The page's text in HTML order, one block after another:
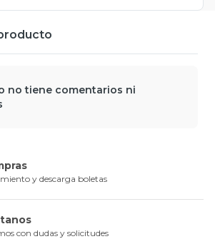
no tiene comentarios ni
y descarga boletas
con dudas y solicitudes